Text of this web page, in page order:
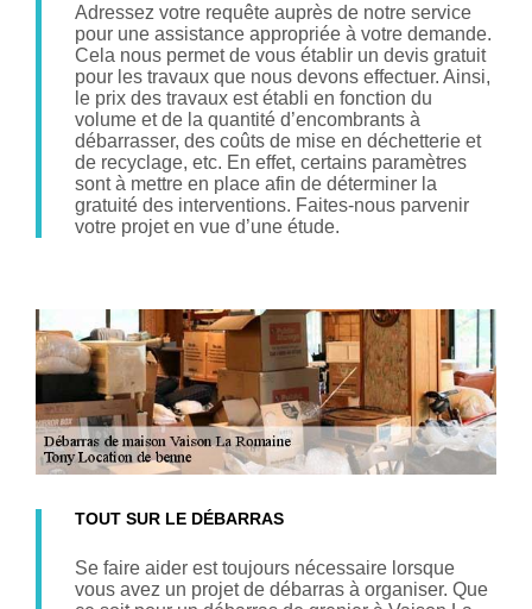
Adressez votre requête auprès de notre service
pour une assistance appropriée à votre demande.
Cela nous permet de vous établir un devis gratuit
pour les travaux que nous devons effectuer. Ainsi,
le prix des travaux est établi en fonction du
volume et de la quantité d’encombrants à
débarrasser, des coûts de mise en déchetterie et
de recyclage, etc. En effet, certains paramètres
sont à mettre en place afin de déterminer la
gratuité des interventions. Faites-nous parvenir
votre projet en vue d’une étude.
TOUT SUR LE DÉBARRAS
Se faire aider est toujours nécessaire lorsque
vous avez un projet de débarras à organiser. Que